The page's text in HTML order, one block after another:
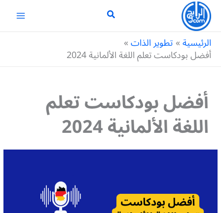
تخطي
المحتوى
الرئيسية تطوير الذات
أفضل بودكاست تعلم اللغة الألمانية 2024
أفضل بودكاست تعلم
اللغة الألمانية 2024